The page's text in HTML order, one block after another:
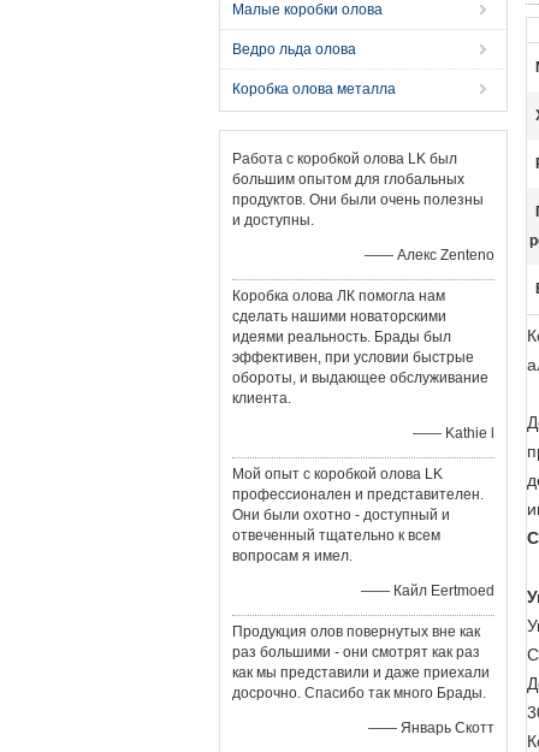
Малые коробки олова
Ведро льда олова
Коробка олова металла
Работа с коробкой олова LK был
большим опытом для глобальных
продуктов. Они были очень полезны
и доступны.
—— Алекс Zenteno
Коробка олова ЛК помогла нам
сделать нашими новаторскими
идеями реальность. Брады был
эффективен, при условии быстрые
обороты, и выдающее обслуживание
клиента.
—— Kathie l
Мой опыт с коробкой олова LK
профессионален и представителен.
Они были охотно - доступный и
отвеченный тщательно к всем
вопросам я имел.
—— Кайл Eertmoed
Продукция олов повернутых вне как
раз большими - они смотрят как раз
как мы представили и даже приехали
досрочно. Спасибо так много Брады.
—— Январь Скотт